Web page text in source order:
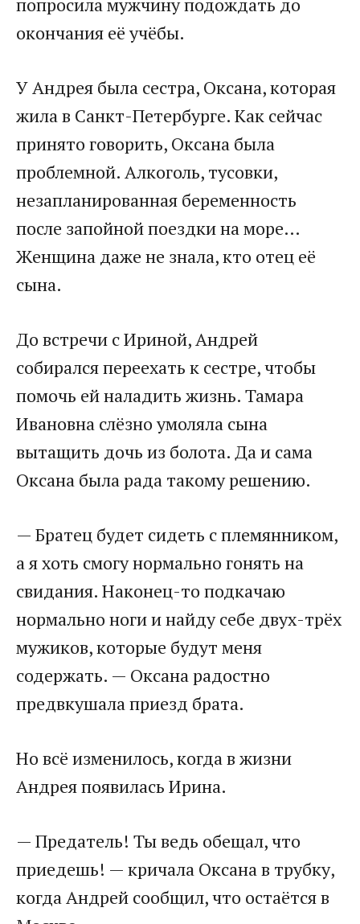
окончания её учёбы.​
​У Андрея была сестра, Оксана, которая
жила в Санкт-Петербурге. Как сейчас
принято говорить, Оксана была
проблемной. Алкоголь, тусовки,
незапланированная беременность
после запойной поездки на море…
Женщина даже не знала, кто отец её
сына.​
​До встречи с Ириной, Андрей
собирался переехать к сестре, чтобы
помочь ей наладить жизнь. Тамара
Ивановна слёзно умоляла сына
вытащить дочь из болота. Да и сама
Оксана была рада такому решению.​
​— Братец будет сидеть с племянником,
а я хоть смогу нормально гонять на
свидания. Наконец-то подкачаю
нормально ноги и найду себе двух-трёх
мужиков, которые будут меня
содержать. — Оксана радостно
предвкушала приезд брата.​
​Но всё изменилось, когда в жизни
Андрея появилась Ирина.​
​— Предатель! Ты ведь обещал, что
приедешь! — кричала Оксана в трубку,
когда Андрей сообщил, что остаётся в